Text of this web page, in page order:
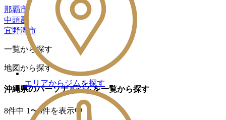
エリアからジムを探す
那覇市
中頭郡
宜野湾市
一覧から探す
地図から探す
沖縄県のパーソナルジムを一覧から探す
8件中 1〜8件を表示中